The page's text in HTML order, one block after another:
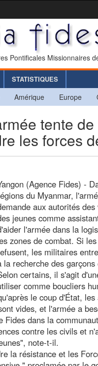
Pontificales Missionnaires
STATISTIQUES
Amérique Europe
tente
les forces
(Agence Fides) -
du Myanmar,
aux autorités
jeunes comme
l'armée dans la
zones de combat. Si
les militaires
la recherche des
certains, il s'agit
comme boucliers
le coup d'État, les
vides, et l'armée a
Fides dans la
contre les civils et
note-t-il.
la résistance et les